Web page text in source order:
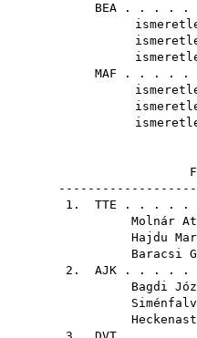
BEA . . . . .
MAF . . . . .
1. TTE . . . . .
Molnár
Hajdu
Baracsi
2. AJK . . . . .
Bagdi